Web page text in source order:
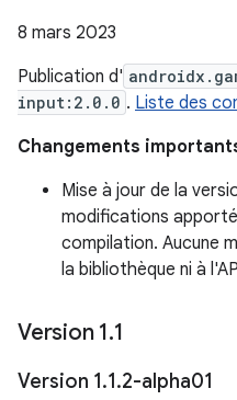
8 mars 2023
Publication d'
input:2.0.0 . Liste des
Changements
Mise à jour de la
modifications
compilation. Aucune
la bibliothèque ni à
Version 1.1
Version 1.1.2-alpha01